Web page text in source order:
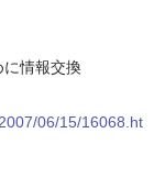
に情報交換
06/15/16068.ht